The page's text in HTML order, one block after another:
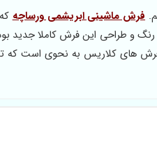
فرش ماشینی ابریشمی ورساچه
و طراحی این فرش کاملا جدید
های کلاریس به نحوی است که